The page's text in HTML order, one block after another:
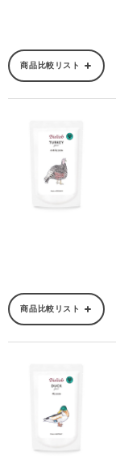
商品比較リスト
商品比較リスト